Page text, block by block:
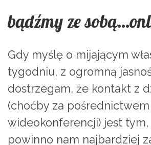
bądźmy ze
Gdy myślę o mijającym
tygodniu, z ogromną
dostrzegam, że kontakt z
(choćby za pośrednictwem
wideokonferencji) jest tym,
powinno nam najbardziej